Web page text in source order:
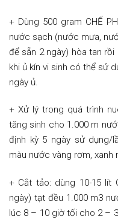
+ Dùng 500 gram CHẾ
nước sạch (nước mưa,
để sẵn 2 ngày) hòa tan
khi ủ kín vi sinh có thể sử
ngày ủ.
+ Xử lý trong quá trình
tăng sinh cho 1.000 m
định kỳ 5 ngày sử dụng/
màu nước vàng rơm, xanh
+ Cắt tảo: dùng 10-15 lít
ngày) tạt đều 1.000 m3
lúc 8 – 10 giờ tối cho 2 –